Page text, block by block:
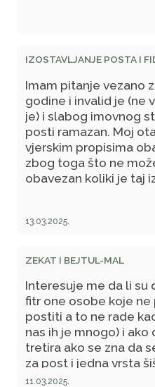
IZOSTAVLJANJE POSTA I
Imam pitanje vezano
godine i invalid je (ne
je) i slabog imovnog
posti ramazan. Moj
vjerskim propisima
zbog toga što ne
obavezan koliki je taj
13.03.2025.
ZEKAT I BEJTUL-MAL
Interesuje me da li su
fitr one osobe koje
postiti a to ne rade
nas ih je mnogo) i ako
tretira ako se zna da
za post i jedna vrsta
sadekatul fitr
11.03.2025.